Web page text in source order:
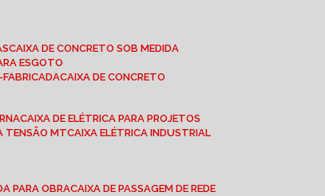
CAIXA DE CONCRETO SOB MEDIDA
ESGOTO
FABRICADA CAIXA DE CONCRETO
CAIXA DE ELÉTRICA PARA PROJETOS
TENSÃO MT CAIXA ELÉTRICA INDUSTRIAL
PARA OBRA CAIXA DE PASSAGEM DE REDE